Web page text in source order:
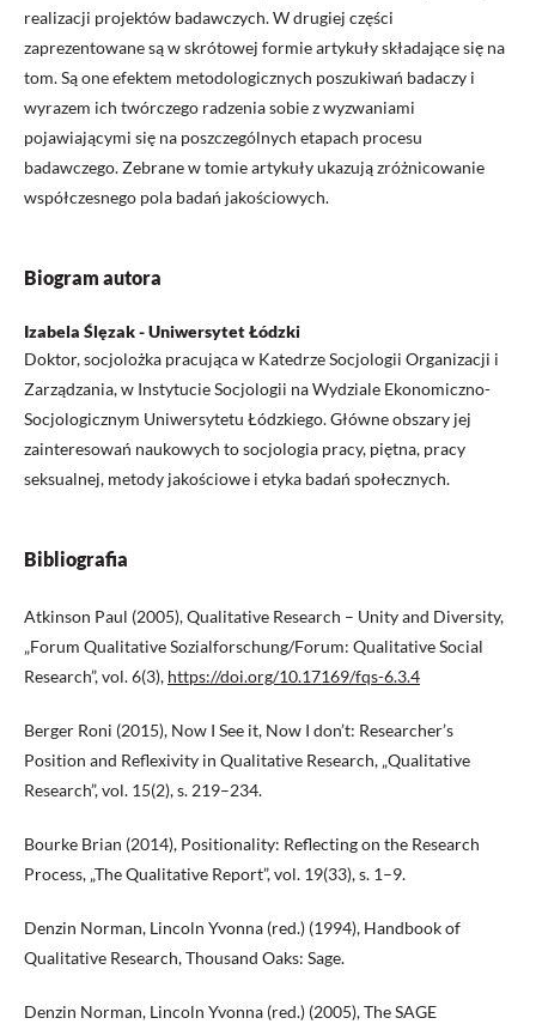
realizacji projektów badawczych. W drugiej części
zaprezentowane są w skrótowej formie artykuły składające się na
tom. Są one efektem metodologicznych poszukiwań badaczy i
wyrazem ich twórczego radzenia sobie z wyzwaniami
pojawiającymi się na poszczególnych etapach procesu
badawczego. Zebrane w tomie artykuły ukazują zróżnicowanie
współczesnego pola badań jakościowych.
Biogram autora
Izabela Ślęzak - Uniwersytet Łódzki
Doktor, socjolożka pracująca w Katedrze Socjologii Organizacji i
Zarządzania, w Instytucie Socjologii na Wydziale Ekonomiczno-
Socjologicznym Uniwersytetu Łódzkiego. Główne obszary jej
zainteresowań naukowych to socjologia pracy, piętna, pracy
seksualnej, metody jakościowe i etyka badań społecznych.
Bibliografia
Atkinson Paul (2005), Qualitative Research – Unity and Diversity,
„Forum Qualitative Sozialforschung/Forum: Qualitative Social
Research”, vol. 6(3), https://doi.org/10.17169/fqs-6.3.4
Berger Roni (2015), Now I See it, Now I don’t: Researcher’s
Position and Reflexivity in Qualitative Research, „Qualitative
Research”, vol. 15(2), s. 219–234.
Bourke Brian (2014), Positionality: Reflecting on the Research
Process, „The Qualitative Report”, vol. 19(33), s. 1–9.
Denzin Norman, Lincoln Yvonna (red.) (1994), Handbook of
Qualitative Research, Thousand Oaks: Sage.
Denzin Norman, Lincoln Yvonna (red.) (2005), The SAGE